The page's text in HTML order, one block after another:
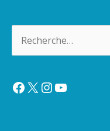
Facebook
X Instagram
YouTube